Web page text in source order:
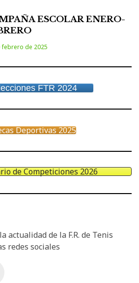
ESCOLAR ENERO-
febrero de 2025
FTR 2024
Deportivas 2025
de Competiciones 2026
actualidad de la F.R. de Tenis
redes sociales